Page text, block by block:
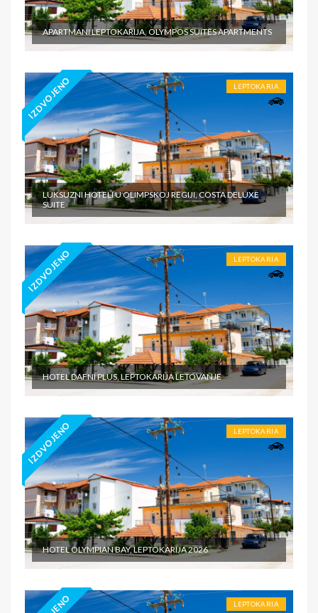
APARTMANI LEPTOKARIJA, OLYMPOS SUITES APARTMENTS
IZDVOJENO LEPTOKARIA
LUKSUZNI HOTELI U OLIMPSKOJ REGIJI, COSTA DELUXE
SUITE
IZDVOJENO LEPTOKARIA
HOTEL DAFNI PLUS, LEPTOKARIJA LETOVANJE
IZDVOJENO LEPTOKARIA
HOTEL OLYMPIAN BAY, LEPTOKARIJA 2026
LEPTOKARIA